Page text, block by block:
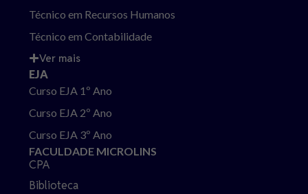
Técnico em Recursos Humanos
Técnico em Contabilidade
Ver mais
EJA
Curso EJA 1º Ano
Curso EJA 2º Ano
Curso EJA 3º Ano
FACULDADE MICROLINS
CPA
Biblioteca